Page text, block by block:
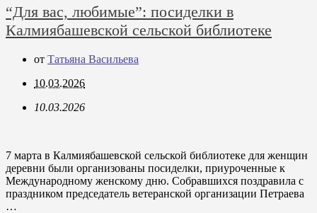
“Для вас, любимые”: посиделки в
Калмиябашевской сельской библиотеке
от Татьяна Васильева
10.03.2026
10.03.2026
7 марта в Калмиябашевской сельской библиотеке для женщин
деревни были организованы посиделки, приуроченные к
Международному женскому дню. Собравшихся поздравила с
праздником председатель ветеранской организации Петраева
…